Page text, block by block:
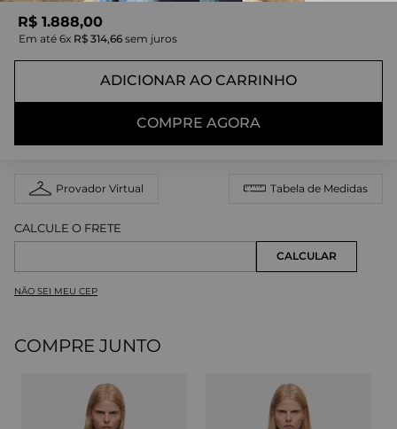
R$ 1.888,00
Em até 6x R$ 314,66 sem juros
ADICIONAR AO CARRINHO
COMPRE AGORA
Provador Virtual Tabela de Medidas
NÃO SEI MEU CEP
COMPRE JUNTO